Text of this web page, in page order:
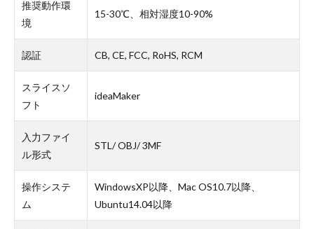
推奨動作環
境
15-30℃、相対湿度10-90%
認証 CB, CE, FCC, RoHS, RCM
スライスソ
フト
ideaMaker
入力ファイ
ル形式
STL/ OBJ/ 3MF
操作システ
ム
WindowsXP以降、Mac OS10.7以降、
Ubuntu14.04以降